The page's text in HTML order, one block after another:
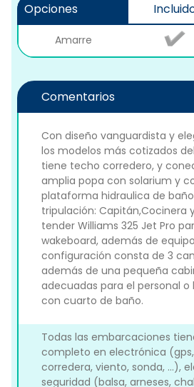
Opciones
Amarre
Comentarios
Con diseño vanguardista y
los modelos más cotizados
tiene techo corredero, y
amplia popa con solarium y
plataforma hidraulica de
tripulación: Capitán,Cocinera
tender Williams 325 Jet Pro
wakeboard, además de
configuración consta de 3
además de una pequeña
adecuadas para el personal o
con cuarto de baño.
Todas las embarcaciones
completo en electrónica
corredera, viento, sonda, ...),
seguridad (balsa, arneses,